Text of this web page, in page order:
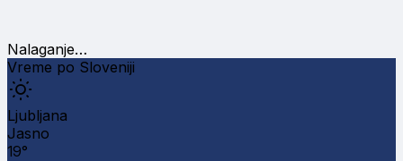
Nalaganje…
Vreme po Sloveniji
Ljubljana
Jasno
19°